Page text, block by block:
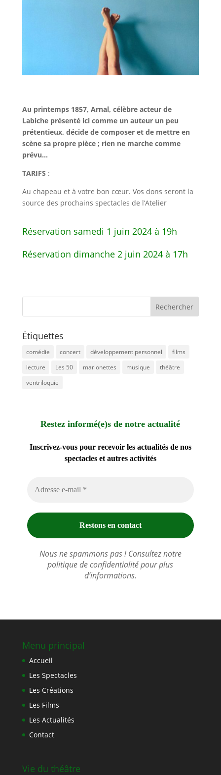
Au printemps 1857, Arnal, célèbre acteur de
Labiche présenté ici comme un auteur un peu
prétentieux, décide de composer et de mettre en
scène sa propre pièce ; rien ne marche comme
prévu…
TARIFS :
Au chapeau et à votre bon cœur. Vos dons seront la
source des prochains spectacles de l’Atelier
Réservation samedi 1 juin 2024 à 19h
Réservation dimanche 2 juin 2024 à 17h
Étiquettes
comédie concert développement personnel
films
lecture
Les 50 marionettes musique
théâtre
ventriloquie
Restez informé(e)s de notre actualité
Inscrivez-vous pour recevoir les actualités de nos
spectacles et autres activités
Nous ne spammons pas ! Consultez notre
politique de confidentialitépour plus
d’informations.
Menu principal
Accueil
Les Spectacles
Les Créations
Les Films
Les Actualités
Contact
Vie du théâtre